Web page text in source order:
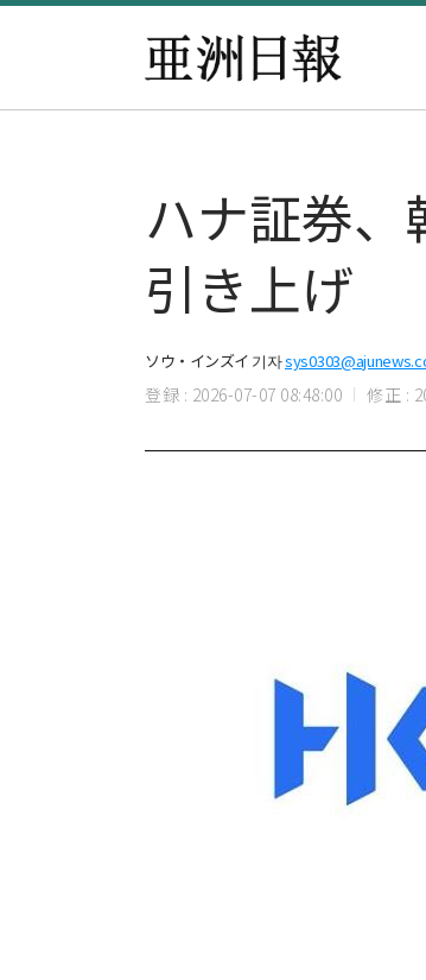
ハナ証券
引き上げ
ソウ・インズイ 기자
登録 : 2026-07-07 08:48:00 修正 :